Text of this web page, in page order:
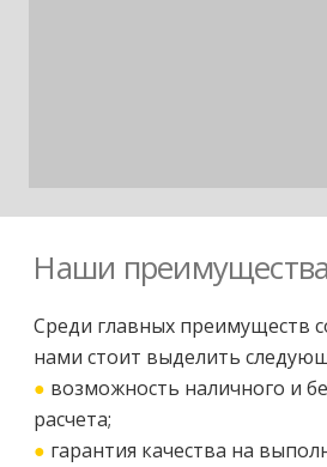
Наши преимущества
Среди главных преимуществ
нами стоит выделить
● возможность наличного и
расчета;
● гарантия качества на